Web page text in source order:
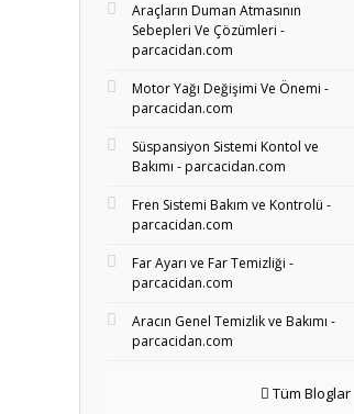
Araçların Duman Atmasının
Sebepleri Ve Çözümleri -
parcacidan.com
Motor Yağı Değişimi Ve Önemi -
parcacidan.com
Süspansiyon Sistemi Kontol ve
Bakımı - parcacidan.com
Fren Sistemi Bakım ve Kontrolü -
parcacidan.com
Far Ayarı ve Far Temizliği -
parcacidan.com
Aracın Genel Temizlik ve Bakımı -
parcacidan.com
Tüm Bloglar